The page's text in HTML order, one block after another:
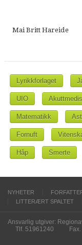
Mai Britt Hareide
Lyrikkforlaget
UIO
Matematikk
Fornuft
Håp Smerte
NYHETER
LITTERÆRT SPALTET
Ansvarlig utgiver:
Tlf. 51961240